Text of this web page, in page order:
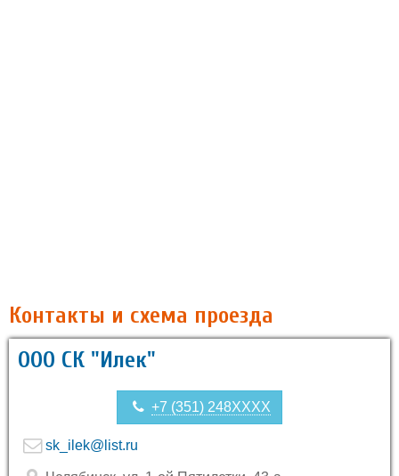
Контакты и схема проезда
ООО СК "Илек"
+7 (351) 248XXXX
sk_ilek@list.ru